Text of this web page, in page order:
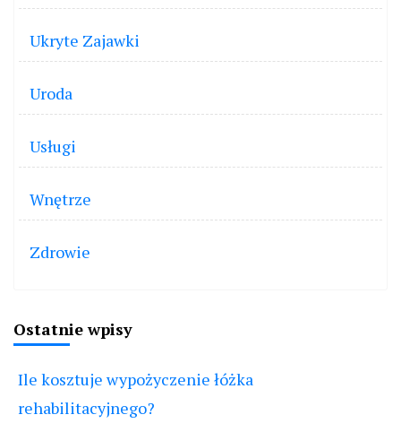
Ukryte Zajawki
Uroda
Usługi
Wnętrze
Zdrowie
Ostatnie wpisy
Ile kosztuje wypożyczenie łóżka
rehabilitacyjnego?